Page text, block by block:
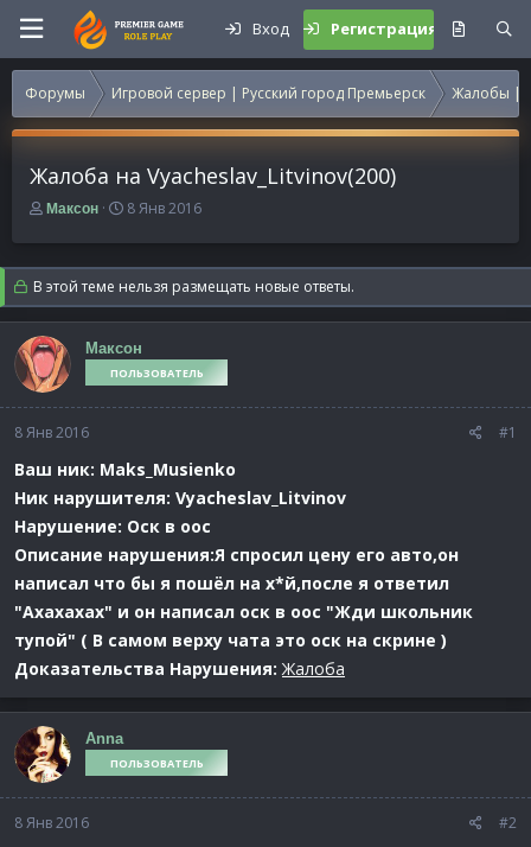
Вход Регистрация
Форумы Игровой сервер | Русский город Премьерск Жалобы |
Жалоба на Vyacheslav_Litvinov(200)
А
т
о
р
т
е
м
ы
Максон
Д
т
а
н
а
а
л
8 Янв 2016
В этой теме нельзя размещать новые ответы.
Максон
ПОЛЬЗОВАТЕЛЬ
8 Янв 2016 #1
Ваш ник: Maks_Musienko
Ник нарушителя: Vyacheslav_Litvinov
Нарушение: Оск в оос
Описание нарушения:Я спросил цену его авто,он
написал что бы я пошёл на х*й,после я ответил
"Ахахахах" и он написал оск в оос "Жди школьник
тупой" ( В самом верху чата это оск на скрине )
Доказательства Нарушения: Жалоба
Anna
ПОЛЬЗОВАТЕЛЬ
8 Янв 2016 #2